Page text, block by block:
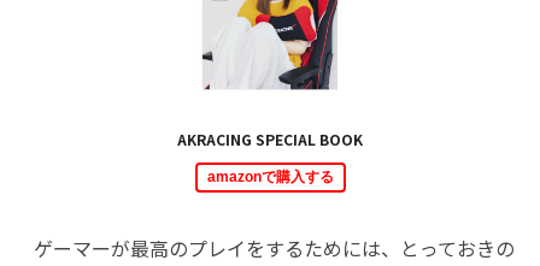
AKRACING SPECIAL BOOK
amazonで購入する
ゲーマーが最高のプレイをするためには、とっておきの